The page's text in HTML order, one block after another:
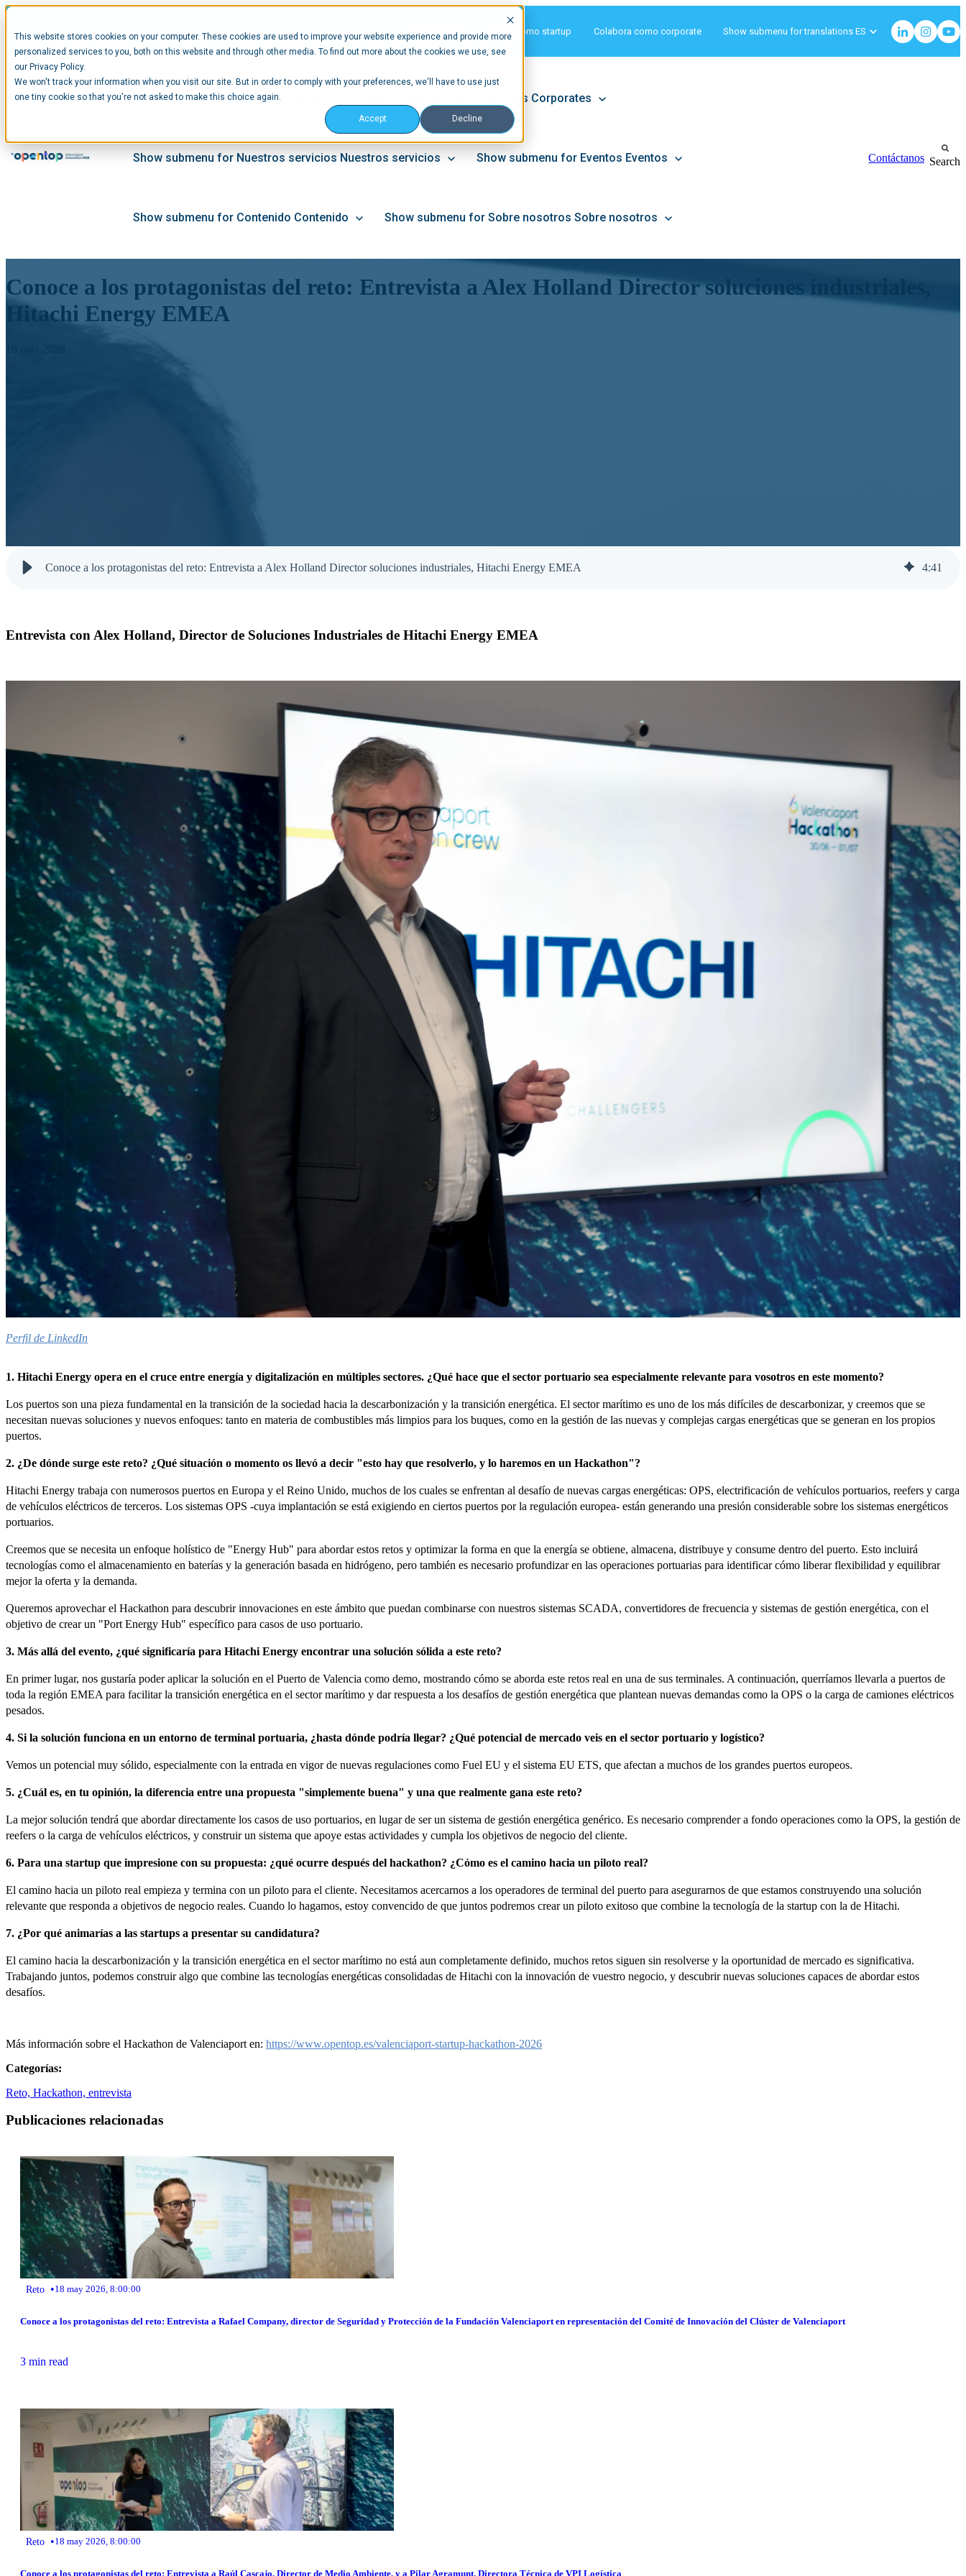
This website stores cookies on your computer. These cookies are used to improve your website experience and provide more
personalized services to you, both on this website and through other media. To find out more about the cookies we use, see
our Privacy Policy.
We won't track your information when you visit our site. But in order to comply with your preferences, we'll have to use just
one tiny cookie so that you're not asked to make this choice again.
Accept Decline
Matchmaking Únete como startup Colabora como corporate Show submenu for translations ES
Show submenu for Startups Show submenu for Corporates Corporates
Show submenu for Nuestros servicios Nuestros servicios Show submenu for Eventos Eventos
Show submenu for Contenido Contenido Show submenu for Sobre nosotros Sobre nosotros
Contáctanos Search
Conoce a los protagonistas del reto: Entrevista a Alex Holland Director soluciones industriales,
Hitachi Energy EMEA
Conoce a los protagonistas del reto: Entrevista a Alex Holland Director soluciones industriales, Hitachi Energy EMEA 4:41
Entrevista con Alex Holland, Director de Soluciones Industriales de Hitachi Energy EMEA
Perfil de LinkedIn
1. Hitachi Energy opera en el cruce entre energía y digitalización en múltiples sectores. ¿Qué hace que el sector portuario sea especialmente relevante para vosotros en este momento?
Los puertos son una pieza fundamental en la transición de la sociedad hacia la descarbonización y la transición energética. El sector marítimo es uno de los más difíciles de descarbonizar, y creemos que se
necesitan nuevas soluciones y nuevos enfoques: tanto en materia de combustibles más limpios para los buques, como en la gestión de las nuevas y complejas cargas energéticas que se generan en los propios
puertos.
2. ¿De dónde surge este reto? ¿Qué situación o momento os llevó a decir "esto hay que resolverlo, y lo haremos en un Hackathon"?
Hitachi Energy trabaja con numerosos puertos en Europa y el Reino Unido, muchos de los cuales se enfrentan al desafío de nuevas cargas energéticas: OPS, electrificación de vehículos portuarios, reefers y carga
de vehículos eléctricos de terceros. Los sistemas OPS -cuya implantación se está exigiendo en ciertos puertos por la regulación europea- están generando una presión considerable sobre los sistemas energéticos
portuarios.
Creemos que se necesita un enfoque holístico de "Energy Hub" para abordar estos retos y optimizar la forma en que la energía se obtiene, almacena, distribuye y consume dentro del puerto. Esto incluirá
tecnologías como el almacenamiento en baterías y la generación basada en hidrógeno, pero también es necesario profundizar en las operaciones portuarias para identificar cómo liberar flexibilidad y equilibrar
mejor la oferta y la demanda.
Queremos aprovechar el Hackathon para descubrir innovaciones en este ámbito que puedan combinarse con nuestros sistemas SCADA, convertidores de frecuencia y sistemas de gestión energética, con el
objetivo de crear un "Port Energy Hub" específico para casos de uso portuario.
3. Más allá del evento, ¿qué significaría para Hitachi Energy encontrar una solución sólida a este reto?
En primer lugar, nos gustaría poder aplicar la solución en el Puerto de Valencia como demo, mostrando cómo se aborda este retos real en una de sus terminales. A continuación, querríamos llevarla a puertos de
toda la región EMEA para facilitar la transición energética en el sector marítimo y dar respuesta a los desafíos de gestión energética que plantean nuevas demandas como la OPS o la carga de camiones eléctricos
pesados.
4. Si la solución funciona en un entorno de terminal portuaria, ¿hasta dónde podría llegar? ¿Qué potencial de mercado veis en el sector portuario y logístico?
Vemos un potencial muy sólido, especialmente con la entrada en vigor de nuevas regulaciones como Fuel EU y el sistema EU ETS, que afectan a muchos de los grandes puertos europeos.
5. ¿Cuál es, en tu opinión, la diferencia entre una propuesta "simplemente buena" y una que realmente gana este reto?
La mejor solución tendrá que abordar directamente los casos de uso portuarios, en lugar de ser un sistema de gestión energética genérico. Es necesario comprender a fondo operaciones como la OPS, la gestión de
reefers o la carga de vehículos eléctricos, y construir un sistema que apoye estas actividades y cumpla los objetivos de negocio del cliente.
6. Para una startup que impresione con su propuesta: ¿qué ocurre después del hackathon? ¿Cómo es el camino hacia un piloto real?
El camino hacia un piloto real empieza y termina con un piloto para el cliente. Necesitamos acercarnos a los operadores de terminal del puerto para asegurarnos de que estamos construyendo una solución
relevante que responda a objetivos de negocio reales. Cuando lo hagamos, estoy convencido de que juntos podremos crear un piloto exitoso que combine la tecnología de la startup con la de Hitachi.
7. ¿Por qué animarías a las startups a presentar su candidatura?
El camino hacia la descarbonización y la transición energética en el sector marítimo no está aun completamente definido, muchos retos siguen sin resolverse y la oportunidad de mercado es significativa.
Trabajando juntos, podemos construir algo que combine las tecnologías energéticas consolidadas de Hitachi con la innovación de vuestro negocio, y descubrir nuevas soluciones capaces de abordar estos
desafíos.
Más información sobre el Hackathon de Valenciaport en: https://www.opentop.es/valenciaport-startup-hackathon-2026
Categorías:
Reto, Hackathon, entrevista
Publicaciones relacionadas
Reto •18 may 2026, 8:00:00
Conoce a los protagonistas del reto: Entrevista a Rafael Company, director de Seguridad y Protección de la Fundación Valenciaport en representación del Comité de Innovación del Clúster de Valenciaport
3 min read
Reto •18 may 2026, 8:00:00
Conoce a los protagonistas del reto: Entrevista a Raúl Cascajo, Director de Medio Ambiente, y a Pilar Agramunt, Directora Técnica de VPI Logística